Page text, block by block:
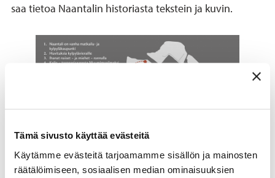
Tämä sivusto käyttää evästeitä
Käytämme evästeitä tarjoamamme sisällön ja mainosten
räätälöimiseen, sosiaalisen median ominaisuuksien
saa tietoa Naantalin historiasta tekstein ja kuvin.